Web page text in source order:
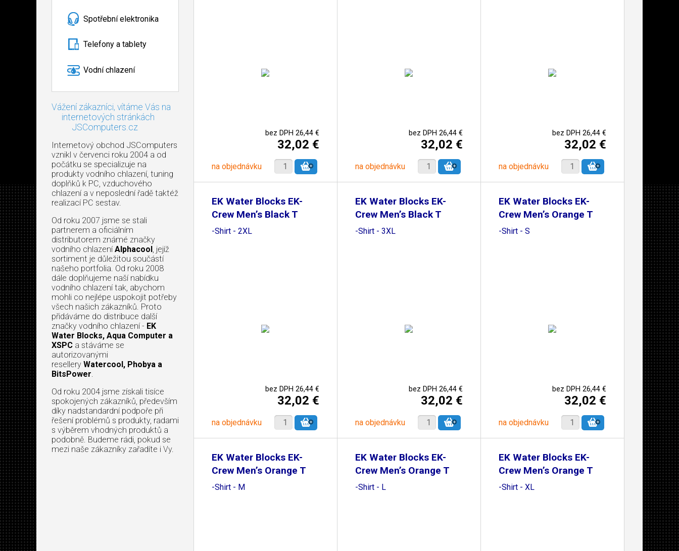
Spotřební elektronika
Telefony a tablety
Vodní chlazení
Vážení zákazníci, vítáme Vás na
internetových stránkách
JSComputers.cz
Internetový obchod JSComputers
vznikl v červenci roku 2004 a od
počátku se specializuje na
produkty vodního chlazení, tuning
doplňků k PC, vzduchového
chlazení a v neposlední řadě taktéž
realizací PC sestav.
Od roku 2007 jsme se stali
partnerem a oficiálním
distributorem známé značky
vodního chlazení Alphacool, jejíž
sortiment je důležitou součástí
našeho portfolia. Od roku 2008
dále doplňujeme naší nabídku
vodního chlazení tak, abychom
mohli co nejlépe uspokojit potřeby
všech našich zákazníků. Proto
přidáváme do distribuce další
značky vodního chlazení - EK
Water Blocks, Aqua Computer a
XSPC a stáváme se
autorizovanými
resellery Watercool, Phobya a
BitsPower.
Od roku 2004 jsme získali tisíce
spokojených zákazníků, především
díky nadstandardní podpoře při
řešení problémů s produkty, radami
s výběrem vhodných produktů a
podobně. Budeme rádi, pokud se
mezi naše zákazníky zařadíte i Vy.
bez DPH 26,44 €
32,02 €
na objednávku
bez DPH 26,44 €
32,02 €
na objednávku
bez DPH 26,44 €
32,02 €
na objednávku
EK Water Blocks EK-
Crew Men’s Black T
-Shirt - 2XL
bez DPH 26,44 €
32,02 €
na objednávku
EK Water Blocks EK-
Crew Men’s Black T
-Shirt - 3XL
bez DPH 26,44 €
32,02 €
na objednávku
EK Water Blocks EK-
Crew Men’s Orange T
-Shirt - S
bez DPH 26,44 €
32,02 €
na objednávku
EK Water Blocks EK-
Crew Men’s Orange T
-Shirt - M
EK Water Blocks EK-
Crew Men’s Orange T
-Shirt - L
EK Water Blocks EK-
Crew Men’s Orange T
-Shirt - XL